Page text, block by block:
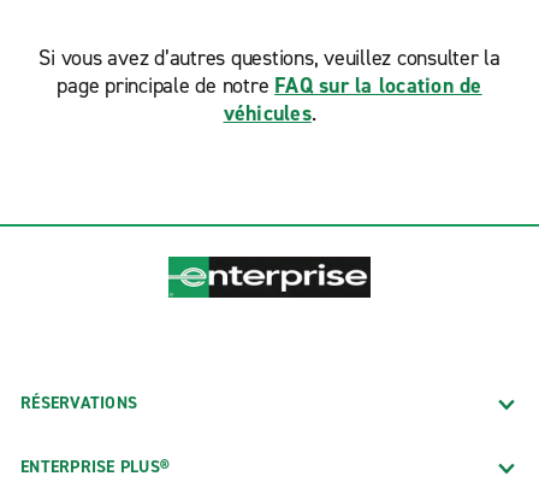
Si vous avez d’autres questions, veuillez consulter la
page principale de notre FAQ sur la location de
véhicules.
RÉSERVATIONS
ENTERPRISE PLUS®